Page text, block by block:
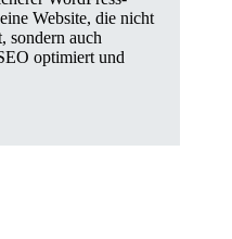
Website, die nicht
sondern auch
optimiert und